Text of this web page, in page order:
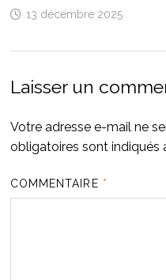
13 décembre 2025
Laisser un
Votre adresse e-mail ne
obligatoires sont indiqués
COMMENTAIRE *